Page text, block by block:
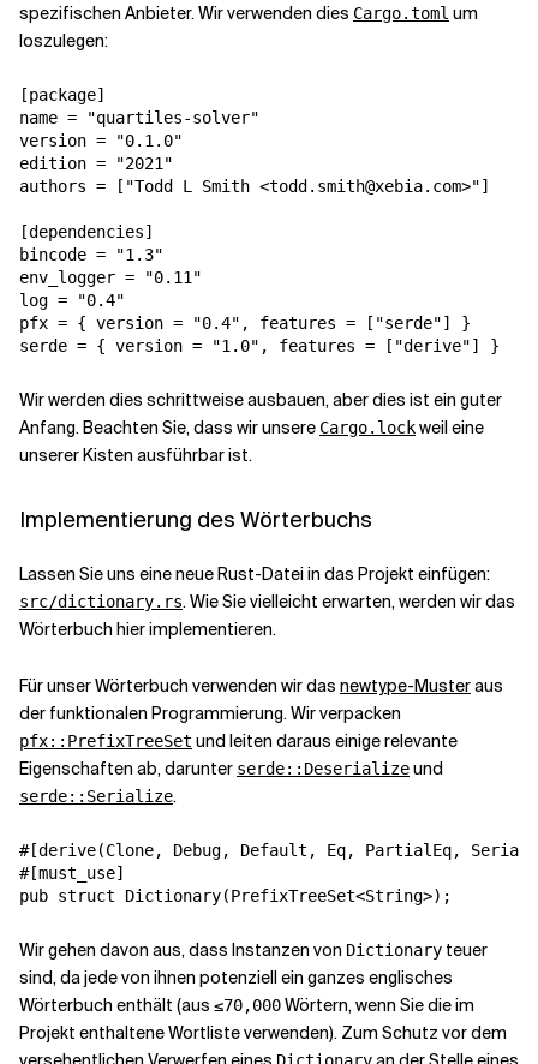
spezifischen Anbieter. Wir verwenden dies Cargo.toml um
loszulegen:
[package]
name = "quartiles-solver"
version = "0.1.0"
edition = "2021"
authors = ["Todd L Smith <todd.smith@xebia.com>"]
[dependencies]
bincode = "1.3"
env_logger = "0.11"
log = "0.4"
pfx = { version = "0.4", features = ["serde"] }
serde = { version = "1.0", features = ["derive"] }
Wir werden dies schrittweise ausbauen, aber dies ist ein guter
Anfang. Beachten Sie, dass wir unsere Cargo.lockweil eine
unserer Kisten ausführbar ist.
Implementierung des Wörterbuchs
Lassen Sie uns eine neue Rust-Datei in das Projekt einfügen:
src/dictionary.rs. Wie Sie vielleicht erwarten, werden wir das
Wörterbuch hier implementieren.
Für unser Wörterbuch verwenden wir das newtype-Musteraus
der funktionalen Programmierung. Wir verpacken
pfx::PrefixTreeSet und leiten daraus einige relevante
Eigenschaften ab, darunter serde::Deserializeund
serde::Serialize.
#[derive(Clone, Debug, Default, Eq, PartialEq,
#[must_use]
pub struct Dictionary(PrefixTreeSet<String>);
Wir gehen davon aus, dass Instanzen von Dictionary teuer
sind, da jede von ihnen potenziell ein ganzes englisches
Wörterbuch enthält (aus ≤70,000Wörtern, wenn Sie die im
Projekt enthaltene Wortliste verwenden). Zum Schutz vor dem
Dictionary